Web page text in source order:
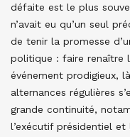
défaite est le plus
n’avait eu qu’un seul
de tenir la promesse
politique : faire renaître
événement prodigieux,
alternances régulières
grande continuité,
l’exécutif présidentiel